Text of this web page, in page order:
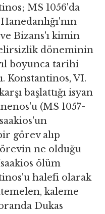
MS 1056'da
Hanedanlığı'nın
Bizans'ı kimin
döneminin
boyunca tarihi
Konstantinos, VI.
başlattığı isyan
(MS 1057-
görev alıp
ne olduğu
ölüm
halefi olarak
kaleme
Dukas